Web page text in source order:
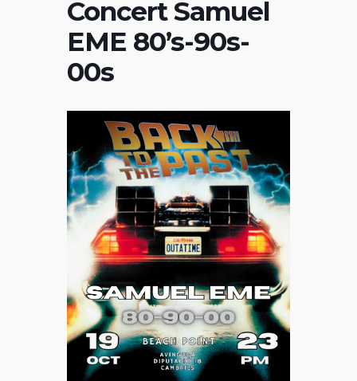
Concert Samuel
EME 80’s-90s-
00s